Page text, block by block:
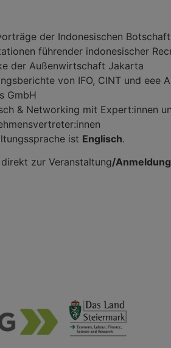
der Indonesischen Botschaft
führender indonesischer
der Außenwirtschaft Jakarta
von IFO, CINT und eee
GmbH
& Networking mit Expert:innen
ist Englisch.
zur Veranstaltung/Anmeldung